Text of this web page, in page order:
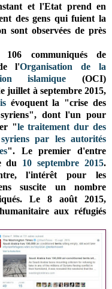
et l'Etat prend en
des gens qui fuient la
sont observées de près
communiqués de
l'Organisation de la
islamique (OCI)
juillet à septembre 2015,
évoquent la "crise des
syriens", dont l'un pour
"le traitement dur des
par les autorités
". Le premier d'entre
du 10 septembre 2015.
l'intérêt pour les
suscite un nombre
Le 8 août 2015,
aux réfugiés